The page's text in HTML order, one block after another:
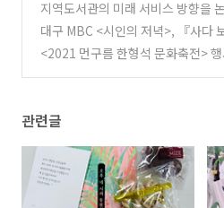
지역도서관의 미래 서비스 방향을
21 부산(지역)도서관 정책포럼
(0)
대구 MBC <시인의 저녁>, 『사다
겠지요』특집 후기 (0)
<2021 먼구름 한형석 문화축전>
관련글